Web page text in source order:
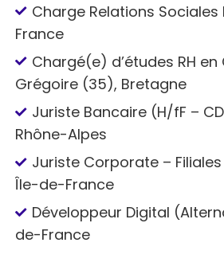
Charge Relations
France
Chargé(e) d’études RH en
Grégoire (35), Bretagne
Juriste Bancaire (H/fF –
Rhône-Alpes
Juriste Corporate –
Île-de-France
Développeur Digital
de-France